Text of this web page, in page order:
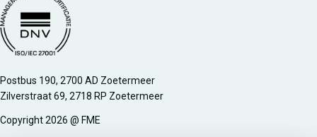
Managementsyteem certificatie DNV iso/iec 27001
Postbus 190, 2700 AD Zoetermeer
Zilverstraat 69, 2718 RP Zoetermeer
Copyright 2026 @ FME